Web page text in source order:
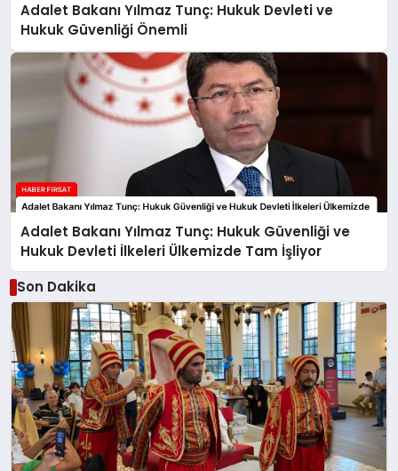
Adalet Bakanı Yılmaz Tunç: Hukuk Devleti ve
Hukuk Güvenliği Önemli
Adalet Bakanı Yılmaz Tunç: Hukuk Güvenliği ve
Hukuk Devleti İlkeleri Ülkemizde Tam İşliyor
Son Dakika